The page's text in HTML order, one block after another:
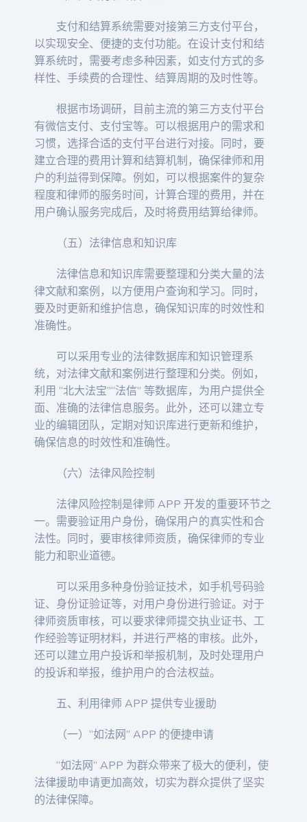
支付和结算系统需要对接第三方支付平台，
以实现安全、便捷的支付功能。在设计支付和结
算系统时，需要考虑多种因素，如支付方式的多
样性、手续费的合理性、结算周期的及时性等。
根据市场调研，目前主流的第三方支付平台
有微信支付、支付宝等。可以根据用户的需求和
习惯，选择合适的支付平台进行对接。同时，要
建立合理的费用计算和结算机制，确保律师和用
户的利益得到保障。例如，可以根据案件的复杂
程度和律师的服务时间，计算合理的费用，并在
用户确认服务完成后，及时将费用结算给律师。
（五）法律信息和知识库
法律信息和知识库需要整理和分类大量的法
律文献和案例，以方便用户查询和学习。同时，
要及时更新和维护信息，确保知识库的时效性和
准确性。
可以采用专业的法律数据库和知识管理系
统，对法律文献和案例进行整理和分类。例如，
利用 “北大法宝”“法信” 等数据库，为用户提供全
面、准确的法律信息服务。此外，还可以建立专
业的编辑团队，定期对知识库进行更新和维护，
确保信息的时效性和准确性。
（六）法律风险控制
法律风险控制是律师 APP 开发的重要环节之
一。需要验证用户身份，确保用户的真实性和合
法性。同时，要审核律师资质，确保律师的专业
能力和职业道德。
可以采用多种身份验证技术，如手机号码验
证、身份证验证等，对用户身份进行验证。对于
律师资质审核，可以要求律师提交执业证书、工
作经验等证明材料，并进行严格的审核。此外，
还可以建立用户投诉和举报机制，及时处理用户
的投诉和举报，维护用户的合法权益。
五、利用律师 APP 提供专业援助
（一）“如法网” APP 的便捷申请
“如法网” APP 为群众带来了极大的便利，使
法律援助申请更加高效，切实为群众提供了坚实
的法律保障。